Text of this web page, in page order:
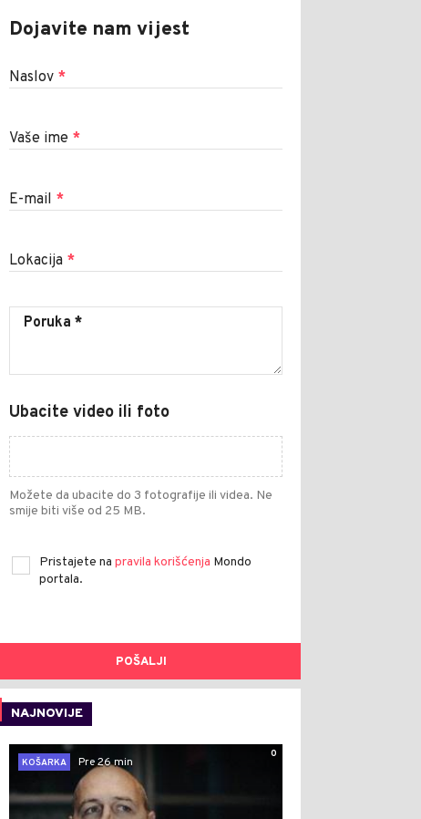
Dojavite nam vijest
Naslov *
Vaše ime *
E-mail *
Lokacija *
Ubacite video ili foto
Možete da ubacite do 3 fotografije ili videa. Ne
smije biti više od 25 MB.
Pristajete na pravila korišćenja Mondo
portala.
POŠALJI
NAJNOVIJE
0
KOŠARKA
Pre 26 min